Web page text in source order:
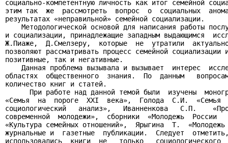
социально-компетентную личность как итог семейной
этим так  же  рассмотреть  вопрос  о  социальных
результатах «неправильной» семейной социализации.
Методологической основой для написания работы
и социализации, принадлежащие западным выдающимся
Ж.Пиаже,  Д.Смелзеру,  которые  не  утратили
позволяют рассматривать процесс семейной
позитивные, так и негативные.
Данная проблема вызывала и вызывает  интерес
областях  общественного  знания.  По  данным
количество книг и статей.
При работе над данной темой были  изучены
«Семья  на  пороге  XXI  века»,  Голода  С.И.
социологический   анализ»,   Иванненкова   С.П.
современной  молодежи»,  сборники  «Молодежь
«Культура семейных отношений»,  Ярыгина  Т.
журнальные и  газетные  публикации.  Следует
использовались  книги  не   только